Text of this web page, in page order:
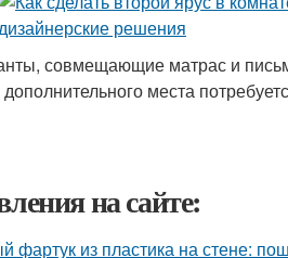
совмещающие матрас и
места
на сайте:
фартук из пластика на стене: